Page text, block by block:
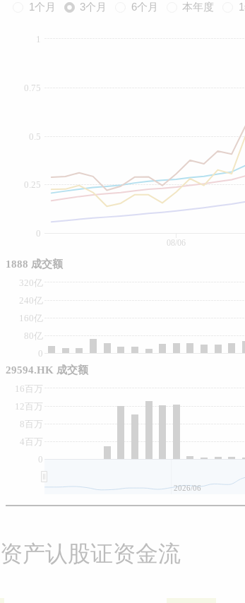
1个月 3个月 6个月 本年度
0
0.25
0.5
0.75
1
0
80亿
160亿
240亿
320亿
0
4百万
8百万
12百万
16百万
08/06
2026/06
1888 成交额
29594.HK 成交额
产认股证资金流